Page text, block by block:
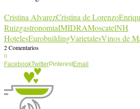
Cristina AlvarezCristina de Lorenzo
RuizgastronomiaIMIDRAMoscatelNH
HotelesEurobuildingVarietalesVinos de
2 Comentarios
0
FacebookTwitterPinterestEmail